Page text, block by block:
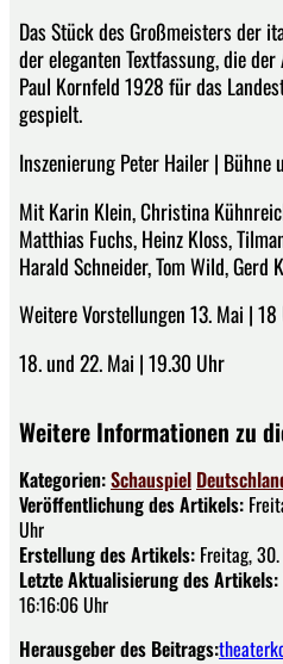
Das Stück des Großmeisters der
der eleganten Textfassung, die
Paul Kornfeld 1928 für das
gespielt.
Inszenierung Peter Hailer |
Mit Karin Klein, Christina
Matthias Fuchs, Heinz Kloss,
Harald Schneider, Tom Wild, Gerd
Weitere Vorstellungen 13. Mai |
18. und 22. Mai | 19.30 Uhr
Weitere Informationen zu
Kategorien:Schauspiel
Veröffentlichung des Artikels:
Uhr
Erstellung des Artikels: Freitag,
Letzte Aktualisierung des Artikels:
16:16:06 Uhr
Herausgeber des Beitrags: